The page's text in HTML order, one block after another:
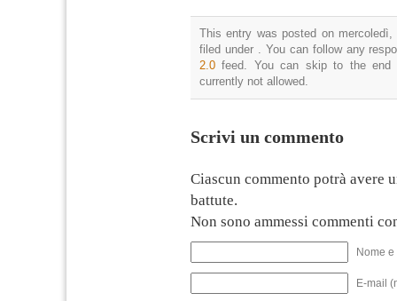
This entry was posted on
filed under . You can follow any
2.0 feed. You can skip to the end
currently not allowed.
Scrivi un commento
Ciascun commento potrà avere
battute.
Non sono ammessi commenti
Nome
E-mail